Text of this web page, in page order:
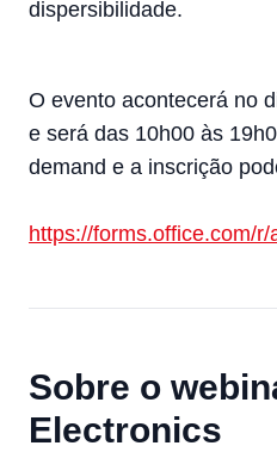
dispersibilidade.
O evento acontecerá no
e será das 10h00 às
demand e a inscrição
https://forms.office.com/
Sobre o
Electronics